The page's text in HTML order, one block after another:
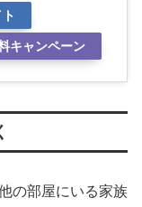
キャンペーン
の部屋にいる家族